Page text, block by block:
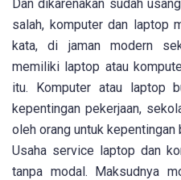
Dan dikarenakan sudah
salah, komputer dan laptop
kata, di jaman modern
memiliki laptop atau
itu. Komputer atau laptop
kepentingan pekerjaan,
oleh orang untuk
Usaha service laptop dan
tanpa modal. Maksudnya